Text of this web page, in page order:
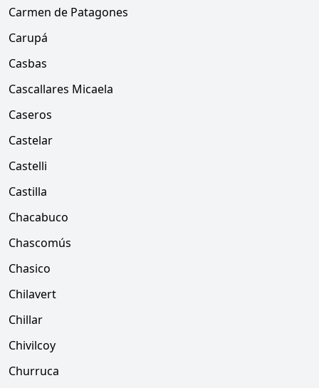
Carmen de Patagones
Carupá
Casbas
Cascallares Micaela
Caseros
Castelar
Castelli
Castilla
Chacabuco
Chascomús
Chasico
Chilavert
Chillar
Chivilcoy
Churruca